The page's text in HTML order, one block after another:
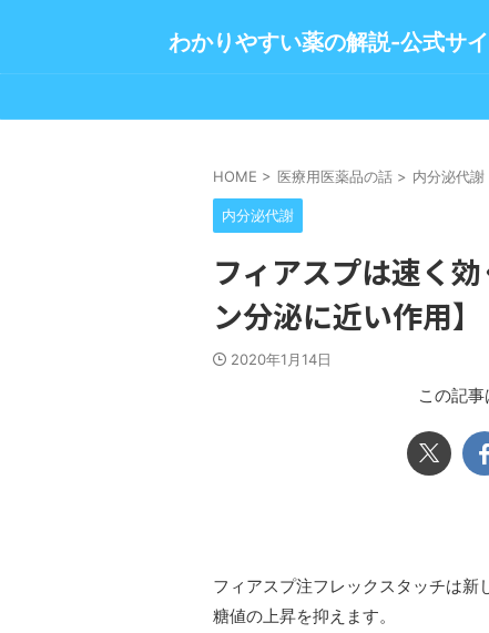
わかりやすい薬の解説-公式サ
HOME > 医療用医薬品の話 > 内分泌代謝
内分泌代謝
フィアスプは速く
ン分泌に近い作用】
2020年1月14日
この記事
フィアスプ注フレックスタッチは新
糖値の上昇を抑えます。